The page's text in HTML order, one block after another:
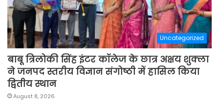
Uncategorized
बाबू त्रिलोकी सिंह इंटर कॉलेज के छात्र अक्षय शुक्ला
ने जनपद स्तरीय विज्ञान संगोष्ठी में हासिल किया
द्वितीय स्थान
August 8, 2026